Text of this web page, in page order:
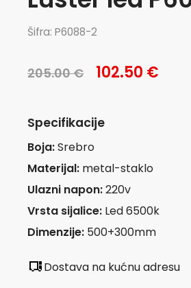
Šifra: P6088-2
205.00 € 102.50 €
Specifikacije
Boja:Srebro
Materijal: metal-staklo
Ulazni napon:220v
Vrsta sijalice: Led 6500k
Dimenzije: 500+300mm
Dostava na kućnu adresu